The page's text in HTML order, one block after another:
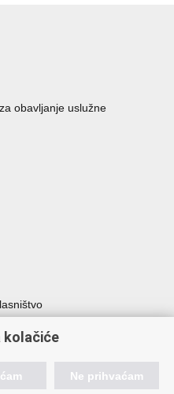
obavljanje uslužne
kolačiće
Ne prihvaćam